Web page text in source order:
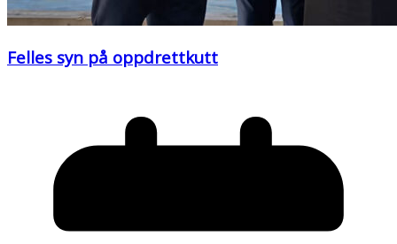
Felles syn på oppdrettkutt